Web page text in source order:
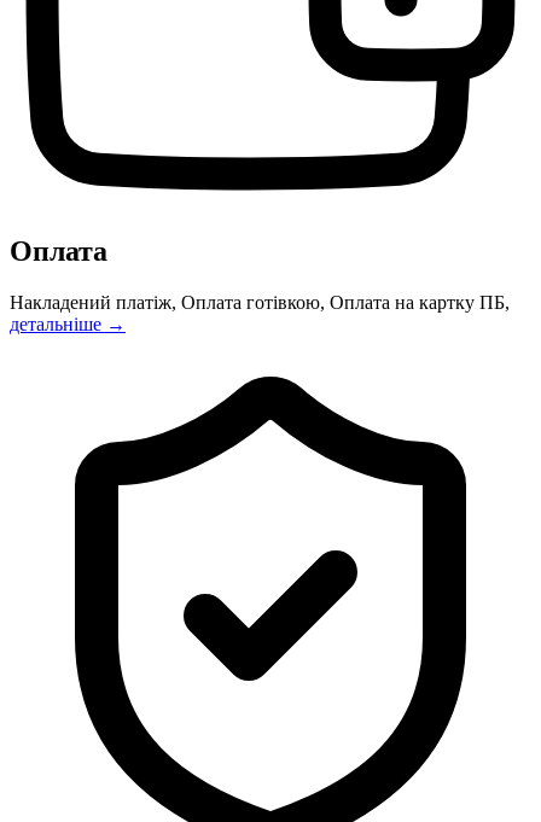
Оплата
Накладений платіж, Оплата готівкою, Оплата на картку ПБ,
детальніше →